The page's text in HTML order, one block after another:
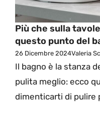
Più che sulla
questo punto del
26 Dicembre 2024Valeria
Il bagno è la stanza
pulita meglio: ecco
dimenticarti di pulire